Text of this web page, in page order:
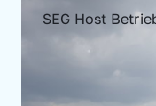
SEG Host